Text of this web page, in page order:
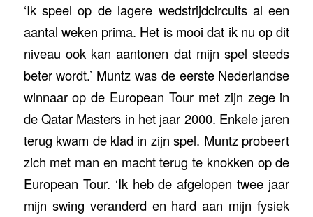
‘Ik speel op de lagere wedstrijdcircuits al een
aantal weken prima. Het is mooi dat ik nu op dit
niveau ook kan aantonen dat mijn spel steeds
beter wordt.’ Muntz was de eerste Nederlandse
winnaar op de European Tour met zijn zege in
de Qatar Masters in het jaar 2000. Enkele jaren
terug kwam de klad in zijn spel. Muntz probeert
zich met man en macht terug te knokken op de
European Tour. ‘Ik heb de afgelopen twee jaar
mijn swing veranderd en hard aan mijn fysiek